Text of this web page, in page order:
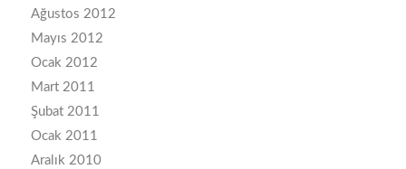
Ağustos 2012
Mayıs 2012
Ocak 2012
Mart 2011
Şubat 2011
Ocak 2011
Aralık 2010